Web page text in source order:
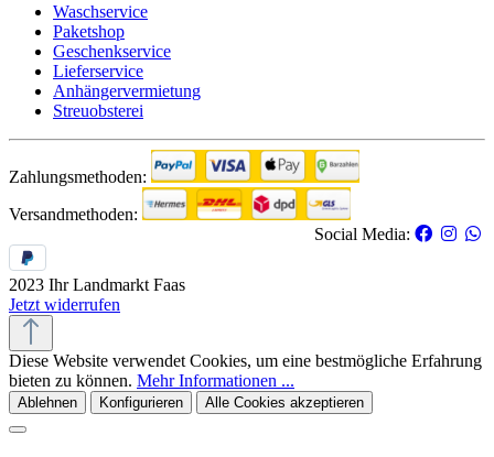
Waschservice
Paketshop
Geschenkservice
Lieferservice
Anhängervermietung
Streuobsterei
Zahlungsmethoden:
Versandmethoden:
Social Media:
2023 Ihr Landmarkt Faas
Jetzt widerrufen
Diese Website verwendet Cookies, um eine bestmögliche Erfahrung
bieten zu können. Mehr Informationen ...
Ablehnen Konfigurieren Alle Cookies akzeptieren